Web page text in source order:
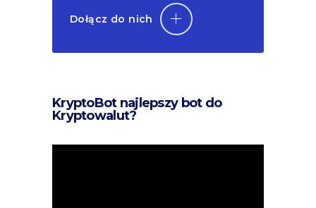
Dołącz do nich
KryptoBot najlepszy bot do
Kryptowalut?